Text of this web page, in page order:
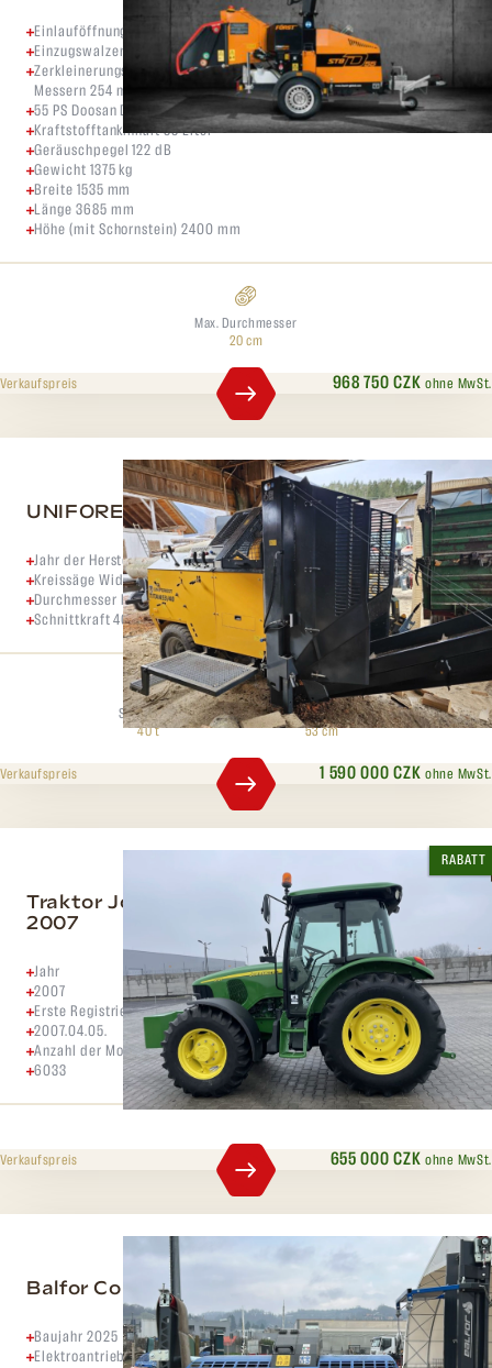
Einlauföffnung Größe 200 mm x 255 mm
Einzugswalzen-System FörstGrip Einzugswalzen
Zerkleinerungsmethode Offene Scheibe (728 x 30 mm) mit zwei
Messern 254 mm
55 PS Doosan DPF-Dieselmotor
Kraftstofftankinhalt 35 Liter
Geräuschpegel 122 dB
Gewicht 1375 kg
Breite 1535 mm
Länge 3685 mm
Höhe (mit Schornstein) 2400 mm
Max. Durchmesser
20 cm
968 750 CZK ohne MwSt.
Verkaufspreis
UNIFOREST 53/40
Jahr der Herstellung 2023,
Kreissäge Widia 130 cm max.
Durchmesser bis zu 53 cm. ,
Schnittkraft 400 kN (40 Tonnen)
Spaltdruck
40 t
Max. Durchmesser
53 cm
1 590 000 CZK ohne MwSt.
Verkaufspreis
RABATT
Traktor John Deere 5720 (6033mth) R.v.
2007
Jahr
2007
Erste Registrierung
2007.04.05.
Anzahl der Motorstunden
6033
655 000 CZK ohne MwSt.
Verkaufspreis
Balfor Continental 416 Joy
Baujahr 2025
Elektroantrieb